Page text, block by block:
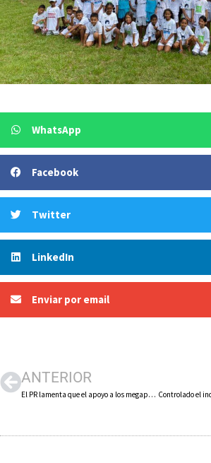
WhatsApp
Facebook
Twitter
LinkedIn
Enviar por email
ANTERIOR
El PR lamenta que el apoyo a los megaparques eólicos provoque la pérdida de una inversión de 18 millones de euros en una nueva bodega en Alfaro